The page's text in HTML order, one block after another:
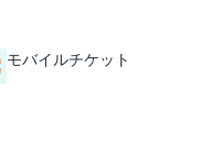
モバイルチケット